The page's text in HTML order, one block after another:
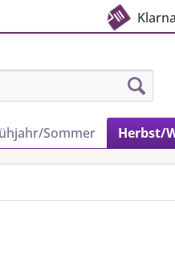
Sommer Herbst/